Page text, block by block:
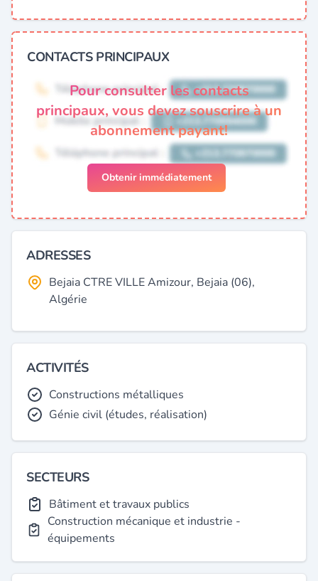
CONTACTS PRINCIPAUX
Pour consulter les contacts
principaux, vous devez souscrire à un
abonnement payant!
Obtenir immédiatement
ADRESSES
Bejaia CTRE VILLE Amizour, Bejaia (06),
Algérie
ACTIVITÉS
Constructions métalliques
Génie civil (études, réalisation)
SECTEURS
Bâtiment et travaux publics
Construction mécanique et industrie -
équipements